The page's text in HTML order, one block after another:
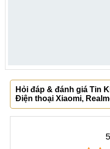
Hỏi đáp & đánh giá Tin
Điện thoại Xiaomi,